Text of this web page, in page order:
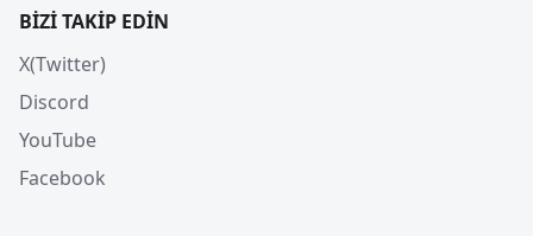
BIZI TAKIP EDIN
X(Twitter)
Discord
YouTube
Facebook